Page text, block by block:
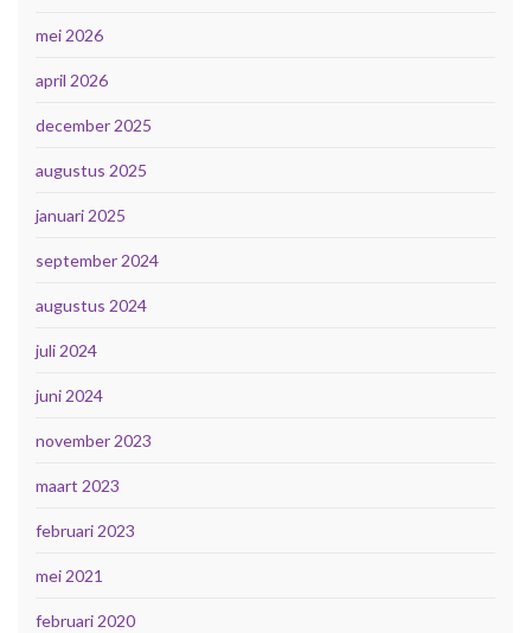
mei 2026
april 2026
december 2025
augustus 2025
januari 2025
september 2024
augustus 2024
juli 2024
juni 2024
november 2023
maart 2023
februari 2023
mei 2021
februari 2020